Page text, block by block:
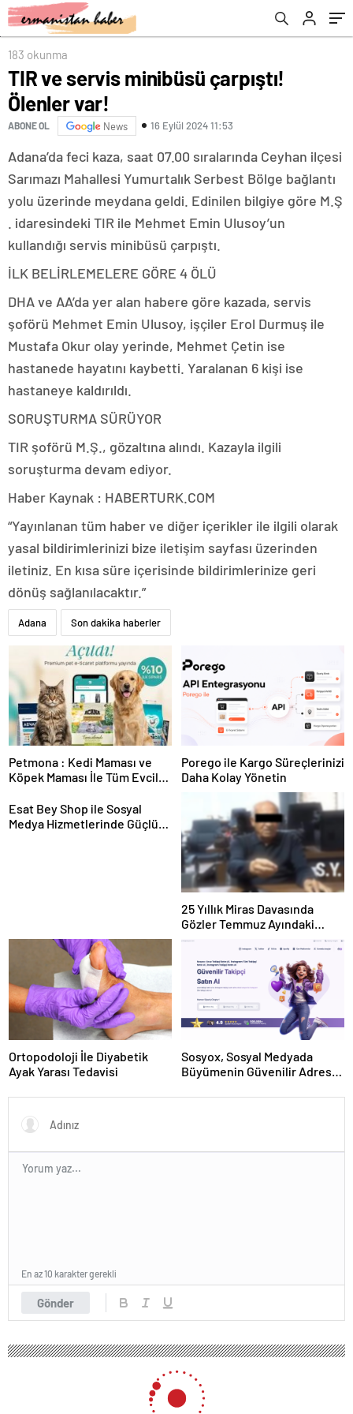
183 okunma
TIR ve servis minibüsü çarpıştı!
Ölenler var!
ABONE OL News 16 Eylül 2024 11:53
Adana’da feci kaza, saat 07.00 sıralarında Ceyhan ilçesi
Sarımazı Mahallesi Yumurtalık Serbest Bölge bağlantı
yolu üzerinde meydana geldi. Edinilen bilgiye göre M.Ş
. idaresindeki TIR ile Mehmet Emin Ulusoy’un
kullandığı servis minibüsü çarpıştı.
İLK BELİRLEMELERE GÖRE 4 ÖLÜ
DHA ve AA’da yer alan habere göre kazada, servis
şoförü Mehmet Emin Ulusoy, işçiler Erol Durmuş ile
Mustafa Okur olay yerinde, Mehmet Çetin ise
hastanede hayatını kaybetti. Yaralanan 6 kişi ise
hastaneye kaldırıldı.
SORUŞTURMA SÜRÜYOR
TIR şoförü M.Ş., gözaltına alındı. Kazayla ilgili
soruşturma devam ediyor.
Haber Kaynak : HABERTURK.COM
“Yayınlanan tüm haber ve diğer içerikler ile ilgili olarak
yasal bildirimlerinizi bize iletişim sayfası üzerinden
iletiniz. En kısa süre içerisinde bildirimlerinize geri
dönüş sağlanılacaktır.”
Adana Son dakika haberler
Petmona : Kedi Maması ve
Köpek Maması İle Tüm Evcil
Porego ile Kargo Süreçlerinizi
Daha Kolay Yönetin
Esat Bey Shop ile Sosyal
Medya Hizmetlerinde Güçlü
25 Yıllık Miras Davasında
Gözler Temmuz Ayındaki
Karar Duruşmasına Çevrildi
Ortopodoloji İle Diyabetik
Ayak Yarası Tedavisi
Sosyox, Sosyal Medyada
Büyümenin Güvenilir Adresi
Gönder
En az 10 karakter gerekli